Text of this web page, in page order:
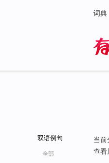
词典
双语例句
全部
当前
查看